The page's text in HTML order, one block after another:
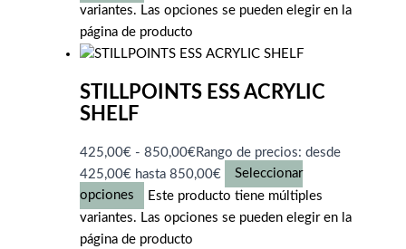
variantes. Las opciones se pueden elegir en la
página de producto
STILLPOINTS ESS ACRYLIC
SHELF
425,00€ - 850,00€Rango de precios: desde
425,00€ hasta 850,00€
Seleccionar
opciones
Este producto tiene múltiples
variantes. Las opciones se pueden elegir en la
página de producto